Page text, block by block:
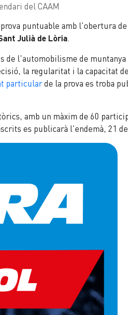
del CAAM
puntuable amb l'obertura
Julià de Lòria.
de l'automobilisme de muntanya
la regularitat i la capacitat
particularde la prova es troba
amb un màxim de 60
es publicarà l'endemà, 21